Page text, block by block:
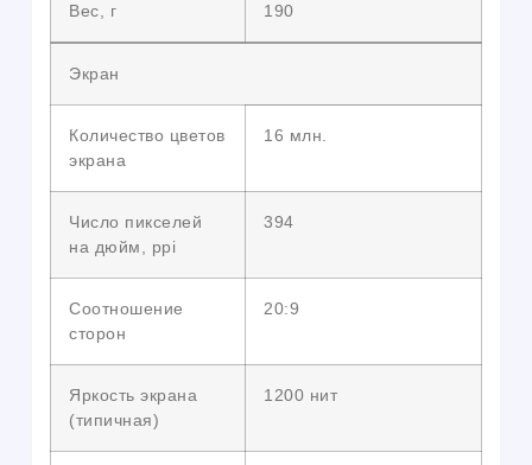
Вес, г 190
Экран
Количество цветов
экрана
16 млн.
Число пикселей
на дюйм, ppi
394
Соотношение
сторон
20:9
Яркость экрана
(типичная)
1200 нит